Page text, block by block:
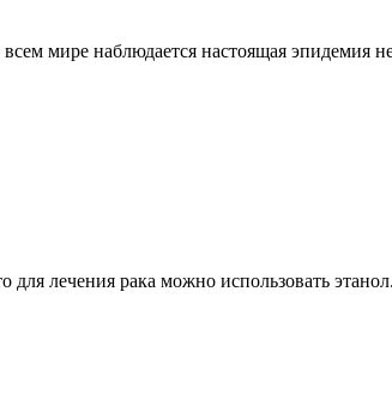
мире наблюдается настоящая эпидемия
лечения рака можно использовать